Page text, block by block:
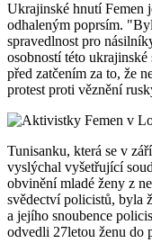
Ukrajinské hnutí Femen
odhaleným poprsím.
spravedlnost pro
osobností této
před zatčením za to, že
protest proti věznění
Tunisanku, která se v
vyslýchal vyšetřující
obvinění mladé ženy z
svědectví policistů, byla
a jejího snoubence
odvedli 27letou ženu do